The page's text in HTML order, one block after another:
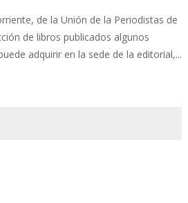
de la Unión de la Periodistas de
de libros publicados algunos
adquirir en la sede de la editorial,...